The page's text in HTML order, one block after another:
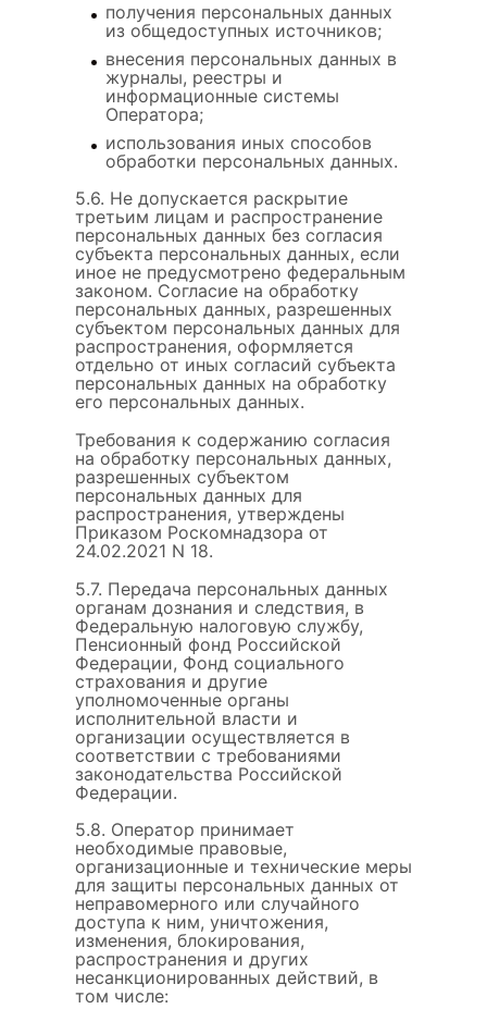
получения персональных данных
из общедоступных источников;
внесения персональных данных в
журналы, реестры и
информационные системы
Оператора;
использования иных способов
обработки персональных данных.
5.6. Не допускается раскрытие
третьим лицам и распространение
персональных данных без согласия
субъекта персональных данных, если
иное не предусмотрено федеральным
законом. Согласие на обработку
персональных данных, разрешенных
субъектом персональных данных для
распространения, оформляется
отдельно от иных согласий субъекта
персональных данных на обработку
его персональных данных.
Требования к содержанию согласия
на обработку персональных данных,
разрешенных субъектом
персональных данных для
распространения, утверждены
Приказом Роскомнадзора от
24.02.2021 N 18.
5.7. Передача персональных данных
органам дознания и следствия, в
Федеральную налоговую службу,
Пенсионный фонд Российской
Федерации, Фонд социального
страхования и другие
уполномоченные органы
исполнительной власти и
организации осуществляется в
соответствии с требованиями
законодательства Российской
Федерации.
5.8. Оператор принимает
необходимые правовые,
организационные и технические меры
для защиты персональных данных от
неправомерного или случайного
доступа к ним, уничтожения,
изменения, блокирования,
распространения и других
несанкционированных действий, в
том числе: